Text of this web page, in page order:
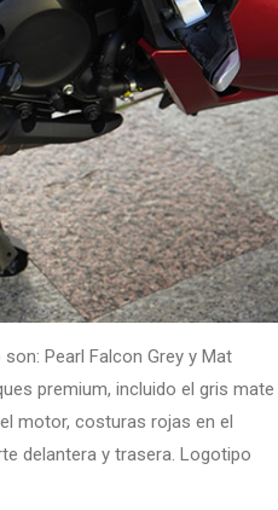
Pearl Falcon Grey y Mat
premium, incluido el gris mate
motor, costuras rojas en el
delantera y trasera. Logotipo